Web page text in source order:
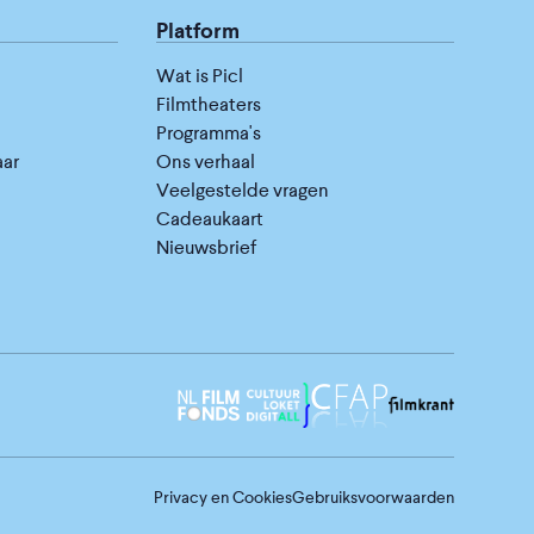
Platform
Wat is Picl
Filmtheaters
Programma's
Ons verhaal
Veelgestelde vragen
Cadeaukaart
Nieuwsbrief
Privacy en CookiesGebruiksvoorwaarden